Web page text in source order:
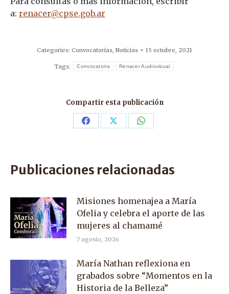
a: renacer@cpse.gob.ar
Categories: Convocatorias, Noticias 15 octubre, 2021
Tags: Convocatoria Renacer Audiovisual
Compartir esta publicación
Share Share Share
Publicaciones relacionadas
Misiones homenajea a María
Ofelia y celebra el aporte de las
mujeres al chamamé
7 agosto, 2026
María Nathan reflexiona en
grabados sobre “Momentos en la
Historia de la Belleza”